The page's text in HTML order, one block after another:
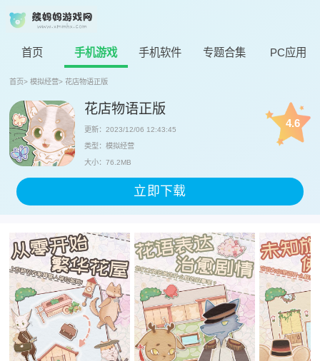
首页 手机游戏 手机软件 专题合集 PC应用
首页> 模拟经营> 花店物语正版
花店物语正版
更新：2023/12/06 12:43:45
类型：模拟经营
大小：76.2MB
4.6
立即下载